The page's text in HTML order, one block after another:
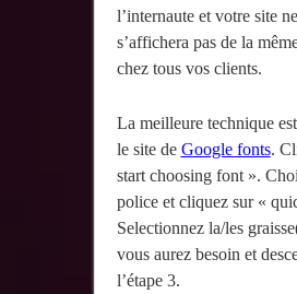
l’internaute et votre site ne
s’affichera pas de la
chez tous vos clients.
La meilleure technique
le site de Google fonts.
start choosing font ».
police et cliquez sur «
Selectionnez la/les
vous aurez besoin et
l’étape 3.